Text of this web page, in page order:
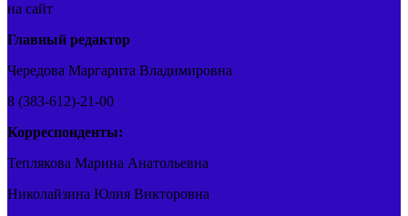
на сайт
Главный редактор
Чередова Маргарита Владимировна
8 (383-612)-21-00
Корреспонденты:
Теплякова Марина Анатольевна
Николайзина Юлия Викторовна